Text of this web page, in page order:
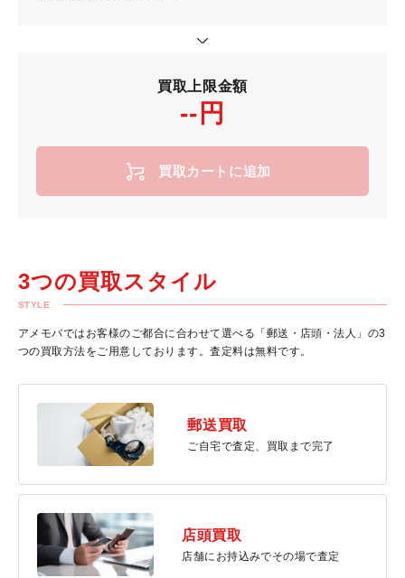
買取上限金額
--円
買取カートに追加
3つの買取スタイル
STYLE
アメモバではお客様のご都合に合わせて選べる「郵送・店頭・法人」の3
つの買取方法をご用意しております。査定料は無料です。
郵送買取
ご自宅で査定、買取まで完了
店頭買取
店舗にお持込みでその場で査定